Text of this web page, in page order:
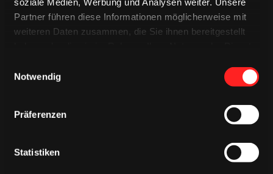
Partner führen diese Informationen möglicherweise mit
weiteren Daten zusammen, die Sie ihnen bereitgestellt
Notwendig
Präferenzen
Statistiken